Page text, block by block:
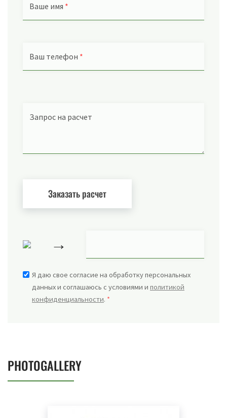
Ваше имя *
Ваш телефон *
Запрос на расчет
→
Я даю свое согласие на обработку персональных
данных и соглашаюсь с условиями и политикой
конфиденциальности. *
PHOTOGALLERY